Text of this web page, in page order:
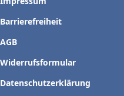
Barrierefreiheit
AGB
Widerrufsformular
Datenschutzerklärung